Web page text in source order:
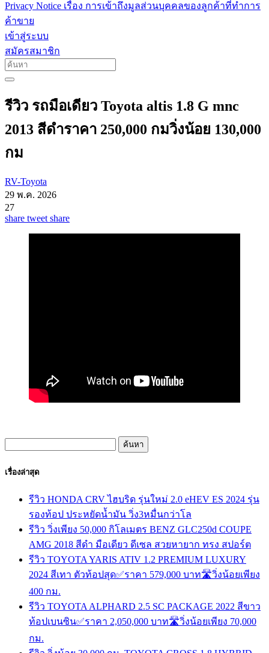
Privacy Notice เรื่อง การเข้าถึงมูลส่วนบุคคลของลูกค้าที่ทำการ
ค้าขาย
เข้าสู่ระบบ
สมัครสมาชิก
รีวิว รถมือเดียว Toyota altis 1.8 G mnc
2013 สีดำราคา 250,000 กมวิ่งน้อย 130,000
กม
RV-Toyota
29 พ.ค. 2026
27
share tweet share
เรื่องล่าสุด
รีวิว HONDA CRV ไฮบริด รุ่นใหม่ 2.0 eHEV ES 2024 รุ่น
รองท้อป ประหยัดน้ำมัน วิ่ง3หมื่นกว่าโล
รีวิว วิ่งเพียง 50,000 กิโลเมตร BENZ GLC250d COUPE
AMG 2018 สีดำ มือเดียว ดีเซล สวยหายาก ทรง สปอร์ต
รีวิว TOYOTA YARIS ATIV 1.2 PREMIUM LUXURY
2024 สีเทา ตัวท้อปสุด✅ราคา 579,000 บาท🛣️วิ่งน้อยเพียง
400 กม.
รีวิว TOYOTA ALPHARD 2.5 SC PACKAGE 2022 สีขาว
ท้อปเบนซิน✅ราคา 2,050,000 บาท🛣️วิ่งน้อยเพียง 70,000
กม.